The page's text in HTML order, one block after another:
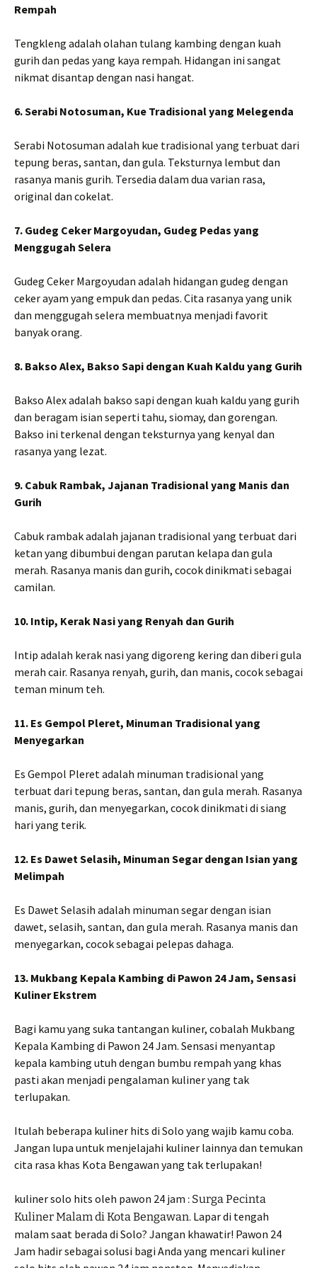
Rempah
Tengkleng adalah olahan tulang kambing dengan kuah
gurih dan pedas yang kaya rempah. Hidangan ini sangat
nikmat disantap dengan nasi hangat.
6. Serabi Notosuman, Kue Tradisional yang Melegenda
Serabi Notosuman adalah kue tradisional yang terbuat dari
tepung beras, santan, dan gula. Teksturnya lembut dan
rasanya manis gurih. Tersedia dalam dua varian rasa,
original dan cokelat.
7. Gudeg Ceker Margoyudan, Gudeg Pedas yang
Menggugah Selera
Gudeg Ceker Margoyudan adalah hidangan gudeg dengan
ceker ayam yang empuk dan pedas. Cita rasanya yang unik
dan menggugah selera membuatnya menjadi favorit
banyak orang.
8. Bakso Alex, Bakso Sapi dengan Kuah Kaldu yang Gurih
Bakso Alex adalah bakso sapi dengan kuah kaldu yang gurih
dan beragam isian seperti tahu, siomay, dan gorengan.
Bakso ini terkenal dengan teksturnya yang kenyal dan
rasanya yang lezat.
9. Cabuk Rambak, Jajanan Tradisional yang Manis dan
Gurih
Cabuk rambak adalah jajanan tradisional yang terbuat dari
ketan yang dibumbui dengan parutan kelapa dan gula
merah. Rasanya manis dan gurih, cocok dinikmati sebagai
camilan.
10. Intip, Kerak Nasi yang Renyah dan Gurih
Intip adalah kerak nasi yang digoreng kering dan diberi gula
merah cair. Rasanya renyah, gurih, dan manis, cocok sebagai
teman minum teh.
11. Es Gempol Pleret, Minuman Tradisional yang
Menyegarkan
Es Gempol Pleret adalah minuman tradisional yang
terbuat dari tepung beras, santan, dan gula merah. Rasanya
manis, gurih, dan menyegarkan, cocok dinikmati di siang
hari yang terik.
12. Es Dawet Selasih, Minuman Segar dengan Isian yang
Melimpah
Es Dawet Selasih adalah minuman segar dengan isian
dawet, selasih, santan, dan gula merah. Rasanya manis dan
menyegarkan, cocok sebagai pelepas dahaga.
13. Mukbang Kepala Kambing di Pawon 24 Jam, Sensasi
Kuliner Ekstrem
Bagi kamu yang suka tantangan kuliner, cobalah Mukbang
Kepala Kambing di Pawon 24 Jam. Sensasi menyantap
kepala kambing utuh dengan bumbu rempah yang khas
pasti akan menjadi pengalaman kuliner yang tak
terlupakan.
Itulah beberapa kuliner hits di Solo yang wajib kamu coba.
Jangan lupa untuk menjelajahi kuliner lainnya dan temukan
cita rasa khas Kota Bengawan yang tak terlupakan!
kuliner solo hits oleh pawon 24 jam : Surga Pecinta
Kuliner Malam di Kota Bengawan. Lapar di tengah
malam saat berada di Solo? Jangan khawatir! Pawon 24
Jam hadir sebagai solusi bagi Anda yang mencari kuliner